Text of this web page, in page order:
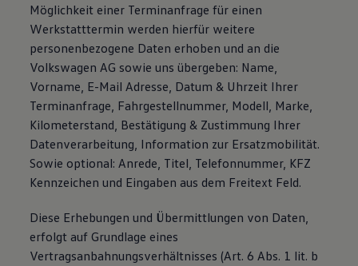
Möglichkeit einer Terminanfrage für einen
Werkstatttermin werden hierfür weitere
personenbezogene Daten erhoben und an die
Volkswagen AG sowie uns übergeben: Name,
Vorname, E-Mail Adresse, Datum & Uhrzeit Ihrer
Terminanfrage, Fahrgestellnummer, Modell, Marke,
Kilometerstand, Bestätigung & Zustimmung Ihrer
Datenverarbeitung, Information zur Ersatzmobilität.
Sowie optional: Anrede, Titel, Telefonnummer, KFZ
Kennzeichen und Eingaben aus dem Freitext Feld.
Diese Erhebungen und Übermittlungen von Daten,
erfolgt auf Grundlage eines
Vertragsanbahnungsverhältnisses (Art. 6 Abs. 1 lit. b